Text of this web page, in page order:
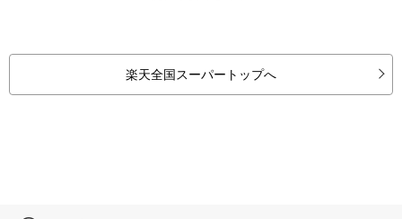
楽天全国スーパートップへ